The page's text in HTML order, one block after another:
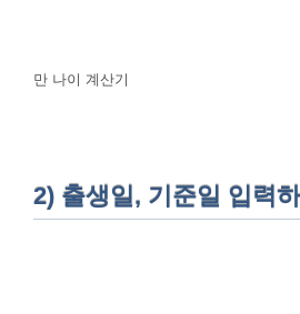
만 나이 계산기
2) 출생일, 기준일 입력하